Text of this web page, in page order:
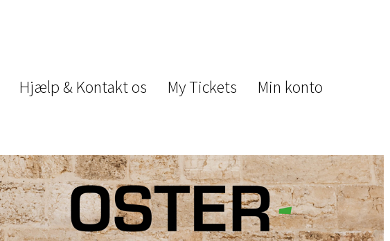
Hjælp & Kontakt os My Tickets Min konto